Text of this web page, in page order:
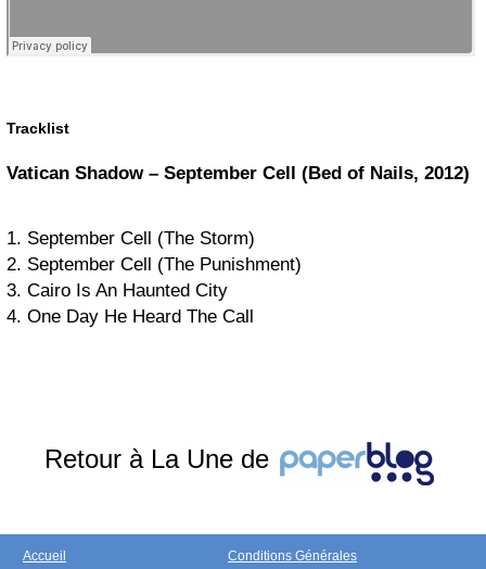
Tracklist
Vatican Shadow – September Cell (Bed of Nails, 2012)
1. September Cell (The Storm)
2. September Cell (The Punishment)
3. Cairo Is An Haunted City
4. One Day He Heard The Call
Retour à La Une de
Accueil
Conditions Générales